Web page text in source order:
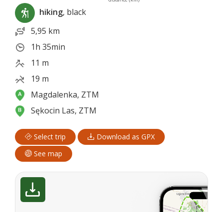
hiking, black
5,95 km
1h 35min
11 m
19 m
Magdalenka, ZTM
Sękocin Las, ZTM
Select trip
Download as GPX
See map